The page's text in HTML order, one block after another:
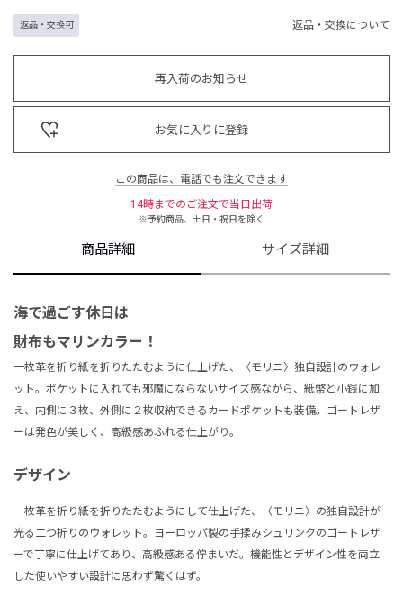
返品・交換可 返品・交換について
再入荷のお知らせ
お気に入りに登録
この商品は、電話でも注文できます
14時までのご注文で当日出荷
※予約商品、土日・祝日を除く
商品詳細 サイズ詳細
海で過ごす休日は
財布もマリンカラー！
一枚革を折り紙を折りたたむように仕上げた、〈モリニ〉独自設計のウォレ
ット。ポケットに入れても邪魔にならないサイズ感ながら、紙幣と小銭に加
え、内側に３枚、外側に２枚収納できるカードポケットも装備。ゴートレザ
ーは発色が美しく、高級感あふれる仕上がり。
デザイン
一枚革を折り紙を折りたたむようにして仕上げた、〈モリニ〉の独自設計が
光る二つ折りのウォレット。ヨーロッパ製の手揉みシュリンクのゴートレザ
ーで丁寧に仕上げてあり、高級感ある佇まいだ。機能性とデザイン性を両立
した使いやすい設計に思わず驚くはず。